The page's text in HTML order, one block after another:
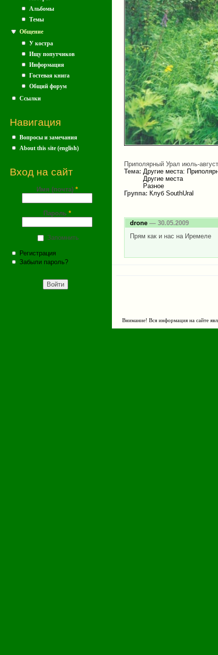
Альбомы
Темы
Общение
У костра
Ищу попутчиков
Информация
Гостевая книга
Общий форум
Ссылки
Навигация
Вопросы и замечания
About this site (english)
Вход на сайт
Имя (почта) *
Пароль *
Запомнить
Регистрация
Забыли пароль?
Приполярный Урал июль-
Тема: Другие места:
Другие места
Разное
Группа: Клуб SouthUral
drone — 30.05.2009
Прям как и нас на Иремеле
Внимание! Вся информация на сайте